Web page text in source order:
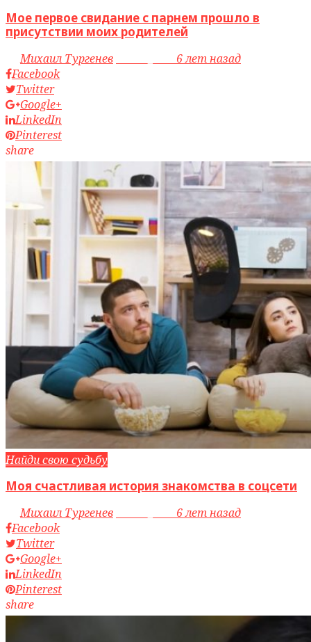
Мое первое свидание с парнем прошло в
присутствии моих родителей
byМихаил Тургенев
6 лет назад
Facebook
Twitter
Google+
LinkedIn
Pinterest
share
Найди свою судьбу
Моя счастливая история знакомства в соцсети
byМихаил Тургенев
6 лет назад
Facebook
Twitter
Google+
LinkedIn
Pinterest
share